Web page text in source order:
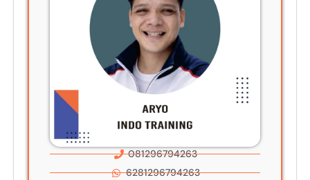
081296794263
6281296794263